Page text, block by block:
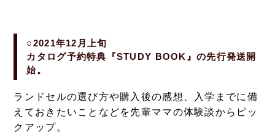
○2021年12月上旬
カタログ予約特典『STUDY BOOK』の先行発送開
始。
ランドセルの選び方や購入後の感想、入学までに備
えておきたいことなどを先輩ママの体験談からピッ
クアップ。